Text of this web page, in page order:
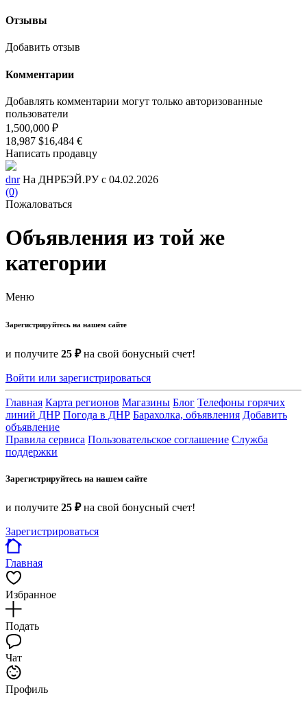
Отзывы
Добавить отзыв
Комментарии
Добавлять комментарии могут только авторизованные
пользователи
1,500,000 ₽
18,987 $16,484 €
Написать продавцу
dnr На ДНРБЭЙ.РУ с 04.02.2026
(0)
Пожаловаться
Объявления из той же
категории
Меню
Зарегистрируйтесь на нашем сайте
и получите 25 ₽на свой бонусный счет!
Войти или зарегистрироваться
Главная Карта регионов Магазины Блог Телефоны горячих
линий ДНР Погода в ДНР Барахолка, объявления Добавить
объявление
Правила сервиса Пользовательское соглашение Служба
поддержки
Зарегистрируйтесь на нашем сайте
и получите 25 ₽на свой бонусный счет!
Зарегистрироваться
Главная
Избранное
Подать
Чат
Профиль